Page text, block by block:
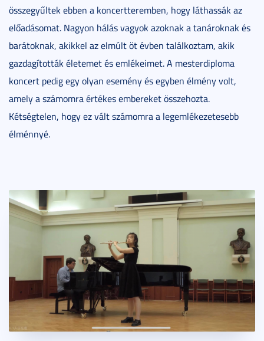
összegyűltek ebben a koncertteremben, hogy láthassák az
előadásomat. Nagyon hálás vagyok azoknak a tanároknak és
barátoknak, akikkel az elmúlt öt évben találkoztam, akik
gazdagították életemet és emlékeimet. A mesterdiploma
koncert pedig egy olyan esemény és egyben élmény volt,
amely a számomra értékes embereket összehozta.
Kétségtelen, hogy ez vált számomra a legemlékezetesebb
élménnyé.